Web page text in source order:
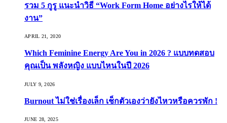
รวม 5 กูรู แนะนำวิธี “Work Form Home อย่างไรให้ได้
งาน”
APRIL 21, 2020
Which Feminine Energy Are You in 2026 ? แบบทดสอบ
คุณเป็น พลังหญิง แบบไหนในปี 2026
JULY 9, 2026
Burnout ไม่ใช่เรื่องเล็ก เช็กตัวเองว่ายังไหวหรือควรพัก !
JUNE 28, 2025